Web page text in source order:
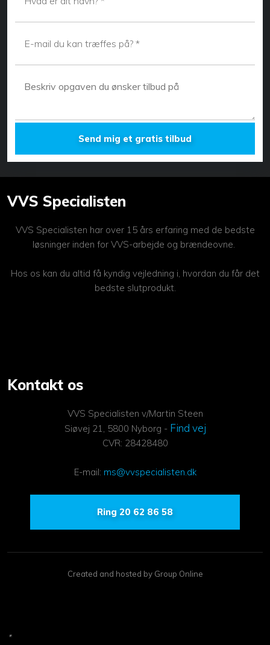
VVS Specialisten
VVS Specialisten har over 15 års erfaring med de bedste
løsninger inden for VVS-arbejde og brændeovne.
Hos os kan du altid få kyndig vejledning i, hvordan du får det
bedste slutprodukt.
Kontakt os
VVS Specialisten v/Martin Steen
Siøvej 21, 5800 Nyborg - Find vej
CVR: 28428480
E-mail: ms@vvspecialisten.dk
Ring 20 62 86 58
Created and hosted by Group Online